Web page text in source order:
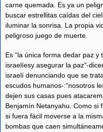
carne quemada. Es ya un
buscar estrellitas caídas del
iluminar la sonrisa. La propia
peligroso juego de muerte.
Es “la única forma dedar paz
israelíesy asegurar la paz”-
israelí denunciando que se
escudos humanos-:“nosotros
dejen sus casas pues
Benjamín Netanyahu. Como si
si fuera fácil moverse a la
bombas que caen